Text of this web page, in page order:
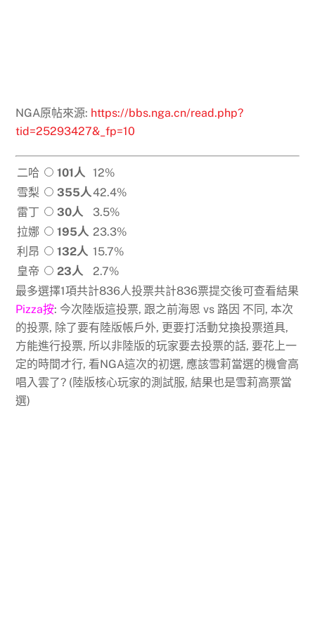
NGA原帖來源: https://bbs.nga.cn/read.php?
tid=25293427&_fp=10
二哈 101人
12%
雪梨
355人42.4%
雷丁
30人
3.5%
拉娜
195人 23.3%
利昂
132人 15.7%
皇帝
23人
2.7%
最多選擇1項共計836人投票共計836票提交後可查看結果
Pizza按: 今次陸版這投票, 跟之前海恩 vs 路因 不同, 本次
的投票, 除了要有陸版帳戶外, 更要打活動兌換投票道具,
方能進行投票, 所以非陸版的玩家要去投票的話, 要花上一
定的時間才行, 看NGA這次的初選, 應該雪莉當選的機會高
唱入雲了? (陸版核心玩家的測試服, 結果也是雪莉高票當
選)